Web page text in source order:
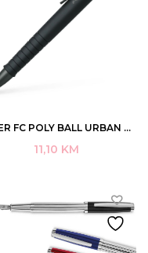
ROLER FC POLY BALL URBAN CRNI ART.2451190
11,10 KM